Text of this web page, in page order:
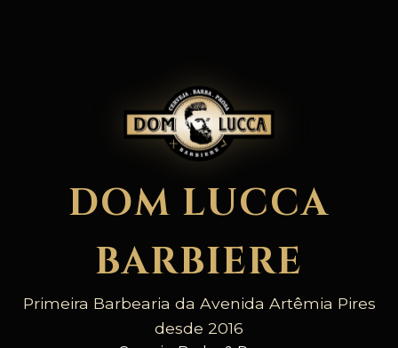
DOM LUCCA
BARBIERE
Primeira Barbearia da Avenida Artêmia Pires
desde 2016